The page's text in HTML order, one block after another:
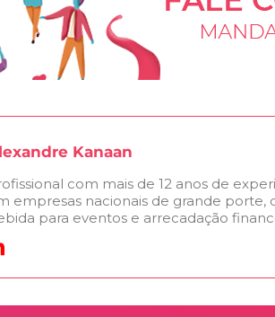
Kanaan
com mais de 12 anos de
empresas nacionais de grande porte,
para eventos e arrecadação